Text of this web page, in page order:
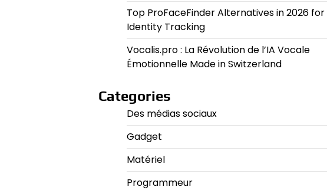
Top ProFaceFinder Alternatives in 2026 for
Identity Tracking
Vocalis.pro : La Révolution de l’IA Vocale
Émotionnelle Made in Switzerland
Categories
Des médias sociaux
Gadget
Matériel
Programmeur